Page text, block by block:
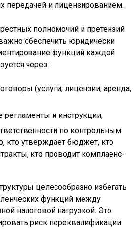
передачей и лицензированием.
полномочий и претензий
обеспечить юридически
функций каждой
через:
(услуги, лицензии, аренда,
регламенты и инструкции;
по контрольным
кто утверждает бюджет, кто
кто проводит комплаенс-
целесообразно избегать
функций между
налоговой нагрузкой. Это
риск переквалификации